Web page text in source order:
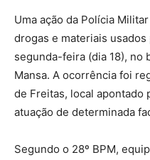
Uma ação da Polícia
drogas e materiais
segunda-feira (dia 18), no
Mansa. A ocorrência foi
de Freitas, local apontado
atuação de determinada
Segundo o 28º BPM,